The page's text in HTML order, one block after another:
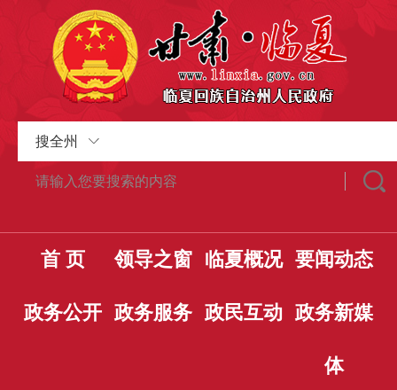
搜全州
首 页 领导之窗 临夏概况 要闻动态
政务公开 政务服务 政民互动 政务新媒
体